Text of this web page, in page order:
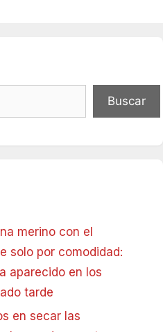
Buscar
merino con el
solo por comodidad:
aparecido en los
tarde
en secar las